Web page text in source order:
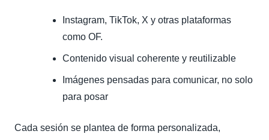
Instagram, TikTok, X y otras plataformas
como OF.
Contenido visual coherente y reutilizable
Imágenes pensadas para comunicar, no solo
para posar
Cada sesión se plantea de forma personalizada,